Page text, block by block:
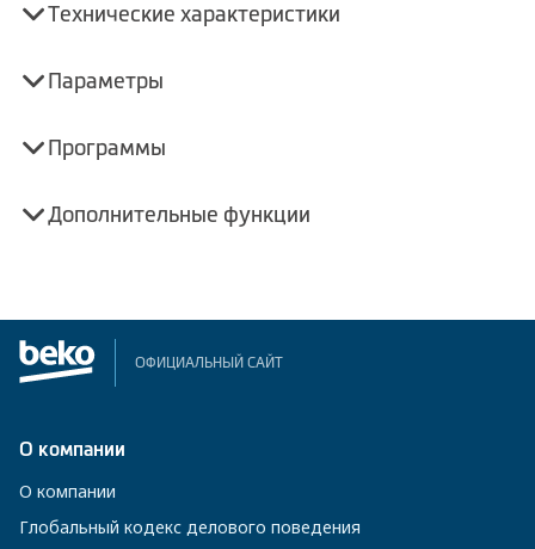
Технические характеристики
Параметры
Программы
Дополнительные функции
ОФИЦИАЛЬНЫЙ САЙТ
О компании
О компании
Глобальный кодекс делового поведения